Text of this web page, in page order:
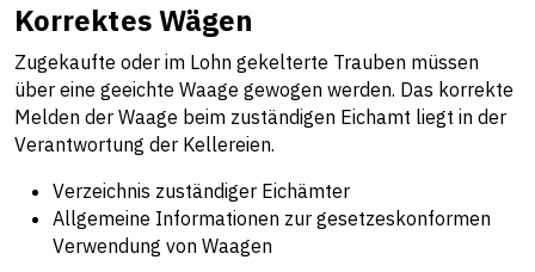
Korrektes Wägen
Zugekaufte oder im Lohn gekelterte Trauben müssen
über eine geeichte Waage gewogen werden. Das korrekte
Melden der Waage beim zuständigen Eichamt liegt in der
Verantwortung der Kellereien.
Verzeichnis zuständiger Eichämter
Allgemeine Informationen zur gesetzeskonformen
Verwendung von Waagen